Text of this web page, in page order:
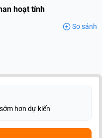
hoạt tính
So sánh
hơn dự kiến